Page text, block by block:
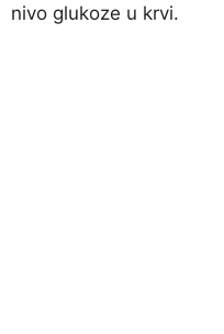
nivo glukoze u krvi.